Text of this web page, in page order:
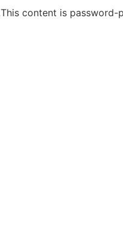
This content is password-